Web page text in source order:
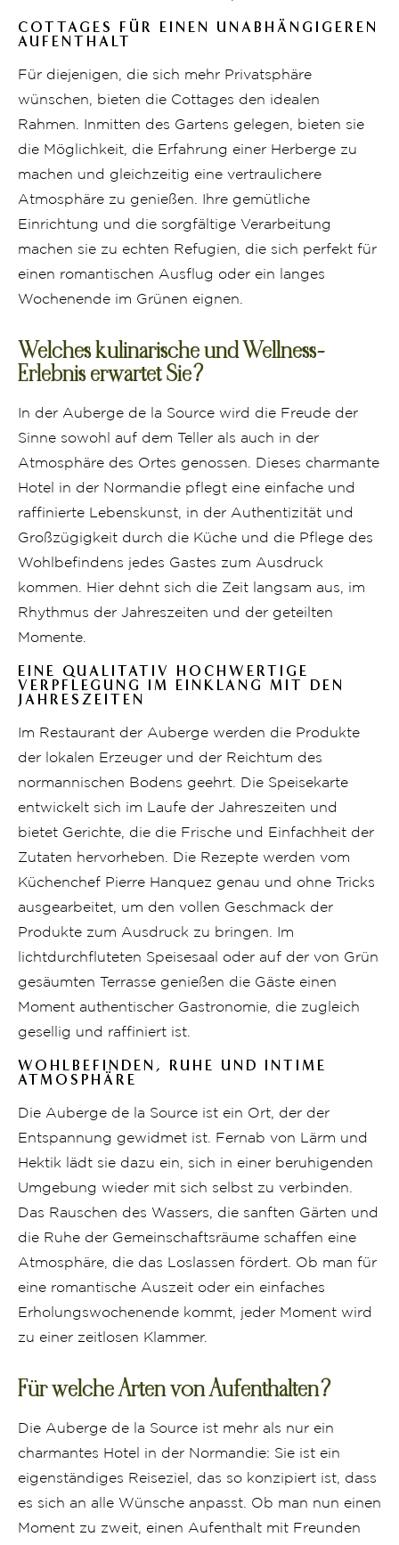
COTTAGES FÜR EINEN UNABHÄNGIGEREN
AUFENTHALT
Für diejenigen, die sich mehr Privatsphäre
wünschen, bieten die Cottages den idealen
Rahmen. Inmitten des Gartens gelegen, bieten sie
die Möglichkeit, die Erfahrung einer Herberge zu
machen und gleichzeitig eine vertraulichere
Atmosphäre zu genießen. Ihre gemütliche
Einrichtung und die sorgfältige Verarbeitung
machen sie zu echten Refugien, die sich perfekt für
einen romantischen Ausflug oder ein langes
Wochenende im Grünen eignen.
Welches kulinarische und Wellness-
Erlebnis erwartet Sie?
In der Auberge de la Source wird die Freude der
Sinne sowohl auf dem Teller als auch in der
Atmosphäre des Ortes genossen. Dieses charmante
Hotel in der Normandie pflegt eine einfache und
raffinierte Lebenskunst, in der Authentizität und
Großzügigkeit durch die Küche und die Pflege des
Wohlbefindens jedes Gastes zum Ausdruck
kommen. Hier dehnt sich die Zeit langsam aus, im
Rhythmus der Jahreszeiten und der geteilten
Momente.
EINE QUALITATIV HOCHWERTIGE
VERPFLEGUNG IM EINKLANG MIT DEN
JAHRESZEITEN
Im Restaurant der Auberge werden die Produkte
der lokalen Erzeuger und der Reichtum des
normannischen Bodens geehrt. Die Speisekarte
entwickelt sich im Laufe der Jahreszeiten und
bietet Gerichte, die die Frische und Einfachheit der
Zutaten hervorheben. Die Rezepte werden vom
Küchenchef Pierre Hanquez genau und ohne Tricks
ausgearbeitet, um den vollen Geschmack der
Produkte zum Ausdruck zu bringen. Im
lichtdurchfluteten Speisesaal oder auf der von Grün
gesäumten Terrasse genießen die Gäste einen
Moment authentischer Gastronomie, die zugleich
gesellig und raffiniert ist.
WOHLBEFINDEN, RUHE UND INTIME
ATMOSPHÄRE
Die Auberge de la Source ist ein Ort, der der
Entspannung gewidmet ist. Fernab von Lärm und
Hektik lädt sie dazu ein, sich in einer beruhigenden
Umgebung wieder mit sich selbst zu verbinden.
Das Rauschen des Wassers, die sanften Gärten und
die Ruhe der Gemeinschaftsräume schaffen eine
Atmosphäre, die das Loslassen fördert. Ob man für
eine romantische Auszeit oder ein einfaches
Erholungswochenende kommt, jeder Moment wird
zu einer zeitlosen Klammer.
Für welche Arten von Aufenthalten?
Die Auberge de la Source ist mehr als nur ein
charmantes Hotel in der Normandie: Sie ist ein
eigenständiges Reiseziel, das so konzipiert ist, dass
es sich an alle Wünsche anpasst. Ob man nun einen
Moment zu zweit, einen Aufenthalt mit Freunden